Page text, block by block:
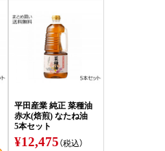
平田産業 純正 菜種油
赤水(焙煎) なたね油
5本セット
¥12,475（税込）